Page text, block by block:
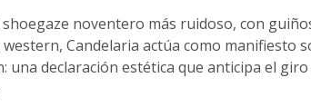
noventero más ruidoso, con
Candelaria actúa como manifiesto
una declaración estética que anticipa el